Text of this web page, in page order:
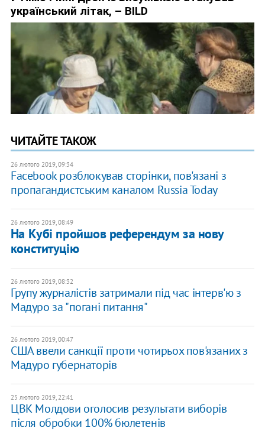
ЧИТАЙТЕ ТАКОЖ
26 лютого 2019, 09:34
Facebook розблокував сторінки, пов'язані з
пропагандистським каналом Russia Today
26 лютого 2019, 08:49
На Кубі пройшов референдум за нову
конституцію
26 лютого 2019, 08:32
Групу журналістів затримали під час інтерв'ю з
Мадуро за "погані питання"
26 лютого 2019, 00:47
США ввели санкції проти чотирьох пов'язаних з
Мадуро губернаторів
25 лютого 2019, 22:41
ЦВК Молдови оголосив результати виборів
після обробки 100% бюлетенів